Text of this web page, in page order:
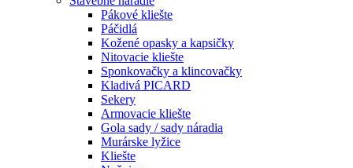
Pákové kliešte
Páčidlá
Kožené opasky a kapsičky
Nitovacie kliešte
Sponkovačky a klincovačky
Kladivá PICARD
Sekery
Armovacie kliešte
Gola sady / sady náradia
Murárske lyžice
Kliešte